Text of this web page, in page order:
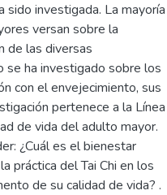
sido investigada. La mayoría
versan sobre la
de las diversas
ha investigado sobre los
con el envejecimiento, sus
pertenece a la Línea
de vida del adulto mayor.
¿Cuál es el bienestar
práctica del Tai Chi en los
de su calidad de vida? .